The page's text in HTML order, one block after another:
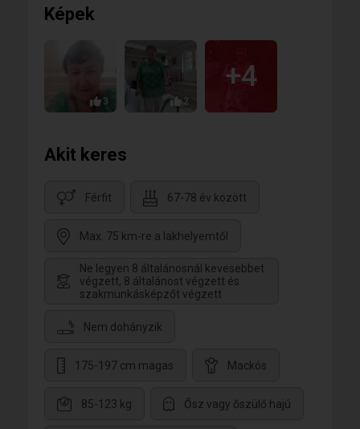
Képek
3 2
+4
Akit keres
Férfit 67-78 év között
Max. 75 km-re a lakhelyemtől
Ne legyen 8 általánosnál kevesebbet
végzett, 8 általánost végzett és
szakmunkásképzőt végzett
Nem dohányzik
175-197 cm magas Mackós
85-123 kg Ősz vagy őszülő hajú